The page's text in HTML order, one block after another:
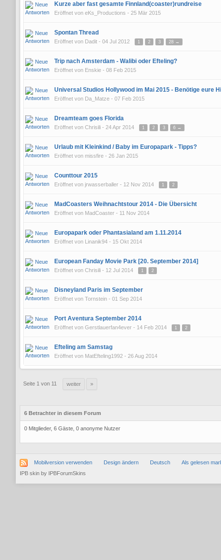
Kurze aber fast gesamte Finnland(coaster)rundreise
Eröffnet von eKs_Productions - 25 Mär 2015
Spontan Thread
Eröffnet von Dadit - 04 Jul 2012 1 2 3 28 →
Trip nach Amsterdam - Walibi oder Efteling?
Eröffnet von Enskie - 08 Feb 2015
Universal Studios Hollywood im Mai 2015 - Benötige eure
Eröffnet von Da_Matze - 07 Feb 2015
Dreamteam goes Florida
Eröffnet von Chrisili - 24 Apr 2014 1 2 3 6 →
Urlaub mit Kleinkind / Baby im Europapark - Tipps?
Eröffnet von missfire - 26 Jan 2015
Counttour 2015
Eröffnet von jrwasserballer - 12 Nov 2014 1 2
MadCoasters Weihnachtstour 2014 - Die Übersicht
Eröffnet von MadCoaster - 11 Nov 2014
Europapark oder Phantasialand am 1.11.2014
Eröffnet von Linanik94 - 15 Okt 2014
European Fanday Movie Park [20. September 2014]
Eröffnet von Chrisili - 12 Jul 2014 1 2
Disneyland Paris im September
Eröffnet von Tornstein - 01 Sep 2014
Port Aventura September 2014
Eröffnet von Gerstlauerfan4ever - 14 Feb 2014 1 2
Efteling am Samstag
Eröffnet von MatEfteling1992 - 26 Aug 2014
Seite 1 von 11 weiter »
6 Betrachter in diesem Forum
0 Mitglieder, 6 Gäste, 0 anonyme Nutzer
Mobilversion verwenden Design ändern Deutsch
Als gelesen
IPB skin by IPBForumSkins